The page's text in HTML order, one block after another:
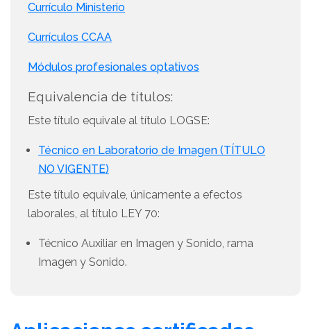
Currículo Ministerio
Currículos CCAA
Módulos profesionales optativos
Equivalencia de títulos:
Este título equivale al título LOGSE:
Técnico en Laboratorio de Imagen (TÍTULO
NO VIGENTE)
Este título equivale, únicamente a efectos
laborales, al título LEY 70:
Técnico Auxiliar en Imagen y Sonido, rama
Imagen y Sonido.